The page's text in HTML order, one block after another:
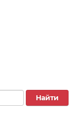
Найти